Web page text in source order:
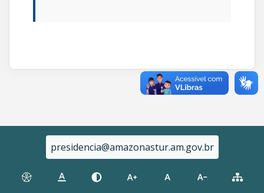
presidencia@amazonastur.am.gov.br